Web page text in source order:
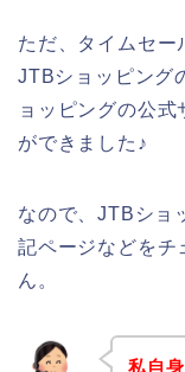
ただ、タイムセー
JTBショッピング
ョッピングの公
ができました♪
なので、JTBショ
記ページなどをチ
ん。
私自